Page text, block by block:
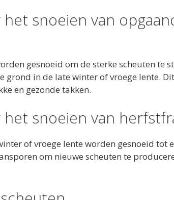
snoeien van
gesnoeid om de sterke scheuten te
grond in de late winter of vroege lente.
en gezonde takken.
snoeien van
of vroege lente worden gesnoeid tot
om nieuwe scheuten te